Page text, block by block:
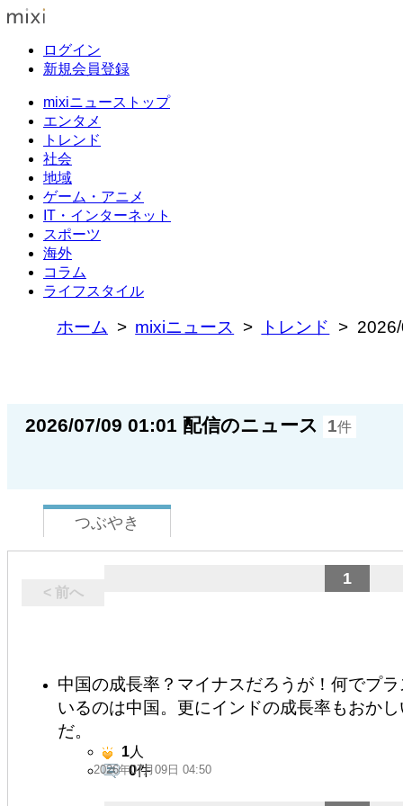
ログイン
新規会員登録
mixiニューストップ
エンタメ
トレンド
社会
地域
ゲーム・アニメ
IT・インターネット
スポーツ
海外
コラム
ライフスタイル
ホーム mixiニュース トレンド
2026/07/09 01:01 配信のニュース 1件
つぶやき
< 前へ
1
中国の成長率？マイナスだろうが！何でプ
いるのは中国。更にインドの成長率もおか
だ。
2026年07月09日 04:50
1人
0件